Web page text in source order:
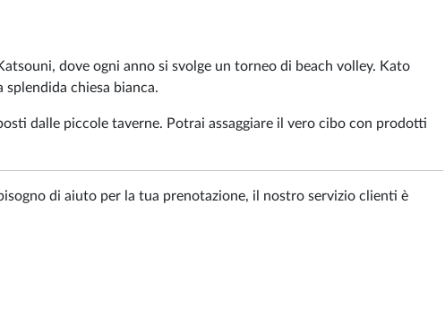
dove ogni anno si svolge un torneo di beach volley. Kato
splendida chiesa bianca.
dalle piccole taverne. Potrai assaggiare il vero cibo con prodotti
di aiuto per la tua prenotazione, il nostro servizio clienti è